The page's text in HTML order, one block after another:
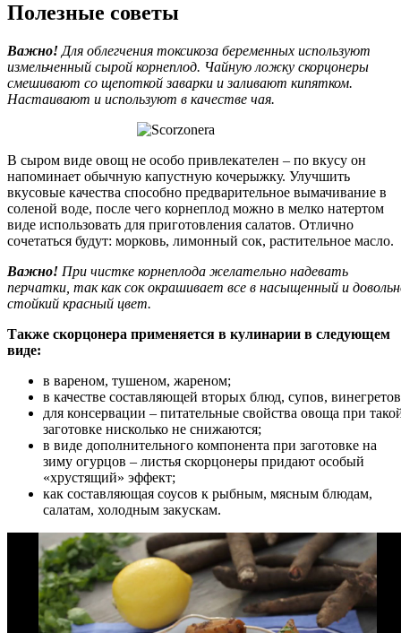
Полезные советы
Важно! Для облегчения токсикоза беременных используют
измельченный сырой корнеплод. Чайную ложку скорцонеры
смешивают со щепоткой заварки и заливают кипятком.
Настаивают и используют в качестве чая.
В сыром виде овощ не особо привлекателен – по вкусу он
напоминает обычную капустную кочерыжку. Улучшить
вкусовые качества способно предварительное вымачивание в
соленой воде, после чего корнеплод можно в мелко натертом
виде использовать для приготовления салатов. Отлично
сочетаться будут: морковь, лимонный сок, растительное масло.
Важно! При чистке корнеплода желательно надевать
перчатки, так как сок окрашивает все в насыщенный и
стойкий красный цвет.
Также скорцонера применяется в кулинарии в следующем
виде:
в вареном, тушеном, жареном;
в качестве составляющей вторых блюд, супов,
для консервации – питательные свойства овоща при
заготовке нисколько не снижаются;
в виде дополнительного компонента при заготовке на
зиму огурцов – листья скорцонеры придают особый
«хрустящий» эффект;
как составляющая соусов к рыбным, мясным блюдам,
салатам, холодным закускам.